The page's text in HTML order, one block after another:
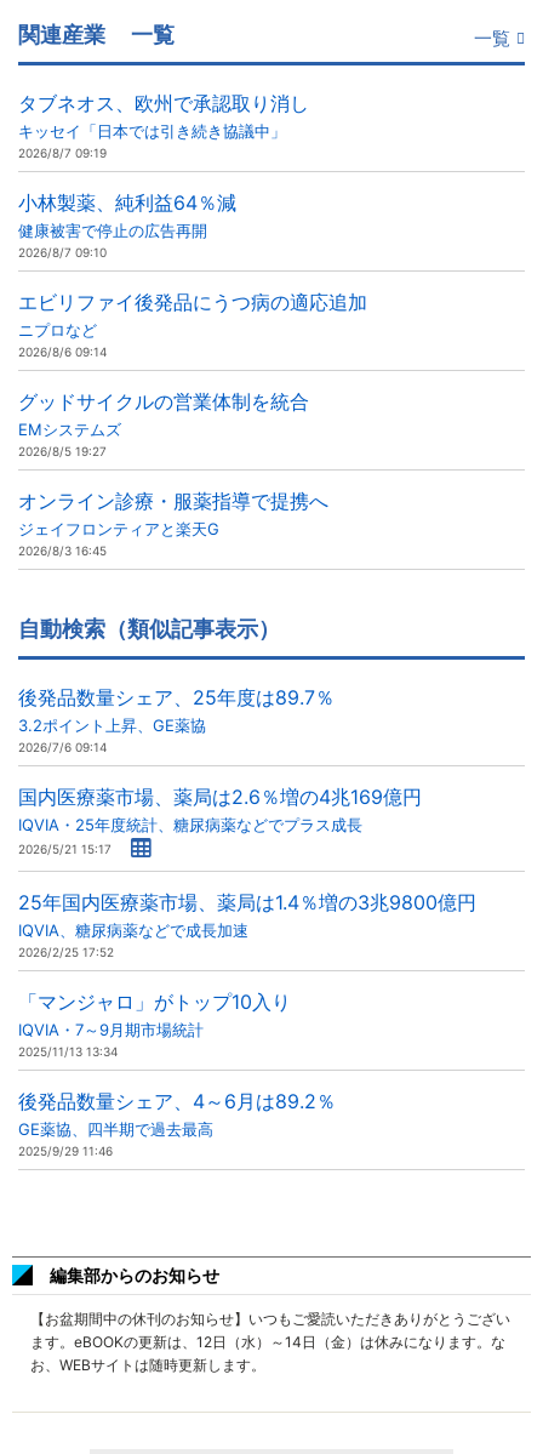
関連産業 一覧 一覧
タブネオス、欧州で承認取り消し
キッセイ「日本では引き続き協議中」
2026/8/7 09:19
小林製薬、純利益64％減
健康被害で停止の広告再開
2026/8/7 09:10
エビリファイ後発品にうつ病の適応追加
ニプロなど
2026/8/6 09:14
グッドサイクルの営業体制を統合
EMシステムズ
2026/8/5 19:27
オンライン診療・服薬指導で提携へ
ジェイフロンティアと楽天G
2026/8/3 16:45
自動検索（類似記事表示）
後発品数量シェア、25年度は89.7％
3.2ポイント上昇、GE薬協
2026/7/6 09:14
国内医療薬市場、薬局は2.6％増の4兆169億円
IQVIA・25年度統計、糖尿病薬などでプラス成長
2026/5/21 15:17
25年国内医療薬市場、薬局は1.4％増の3兆9800億円
IQVIA、糖尿病薬などで成長加速
2026/2/25 17:52
「マンジャロ」がトップ10入り
IQVIA・7～9月期市場統計
2025/11/13 13:34
後発品数量シェア、4～6月は89.2％
GE薬協、四半期で過去最高
2025/9/29 11:46
編集部からのお知らせ
【お盆期間中の休刊のお知らせ】いつもご愛読いただきありがとうござい
ます。eBOOKの更新は、12日（水）～14日（金）は休みになります。な
お、WEBサイトは随時更新します。